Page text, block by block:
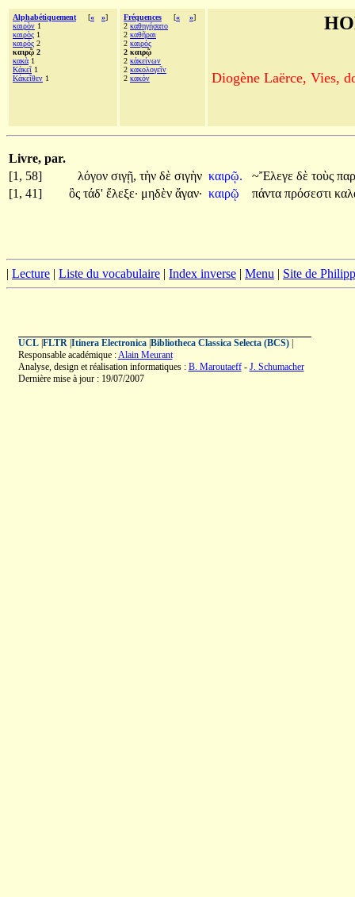
Alphabétiquement [« »]
καιρὸν 1
καιρὸς 1
καιρός 2
καιρῷ 2
κακὰ 1
Κἀκεῖ 1
Κἀκεῖθεν 1
Fréquences [« »]
2 καθηγήσατο
2 καθῆραι
2 καιρός
2 καιρῷ
2 κἀκείνων
2 κακολογεῖν
2 κακόν Diogène Laërce, Vies,
Livre, par.
[1, 58]
λόγον σιγῇ, τὴν δὲ σιγὴν καιρῷ. ~Ἔλεγε δὲ τοὺς
[1, 41]
ὃς τάδ' ἔλεξε· μηδὲν ἄγαν· καιρῷ πάντα πρόσεστι
| Lecture | Liste du vocabulaire | Index inverse | Menu | Site de
UCL| FLTR| Itinera Electronica| Bibliotheca Classica Selecta (BCS)|
Responsable académique :Alain Meurant
Analyse, design et réalisation informatiques : B. Maroutaeff- J. Schumacher
Dernière mise à jour : 19/07/2007